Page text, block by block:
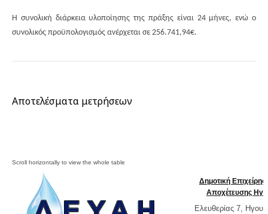
Η συνολική διάρκεια υλοποίησης της πράξης είναι 24 μήνες, ενώ ο
συνολικός προϋπολογισμός ανέρχεται σε 256.741,94€.
Αποτελέσματα μετρήσεων
Δημοτική
Αποχέτευσης
Ελευθερίας 7,